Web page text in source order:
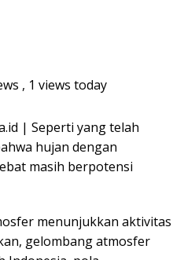
, 1 views today
| Seperti yang telah
hujan dengan
masih berpotensi
menunjukkan aktivitas
gelombang atmosfer